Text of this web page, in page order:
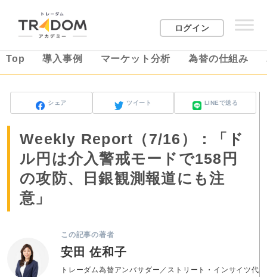
ログイン
Top 導入事例 マーケット分析 為替の仕組み
シェア ツイート LINEで送る
Weekly Report（7/16）：「ド
ル円は介入警戒モードで158円
の攻防、日銀観測報道にも注
意」
この記事の著者
安田 佐和子
トレーダム為替アンバサダー／ストリート・インサイツ代